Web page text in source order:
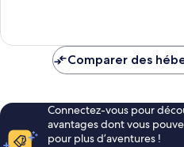
Comparer des
Connectez-vous pour
avantages dont vous
pour plus d’aventures !